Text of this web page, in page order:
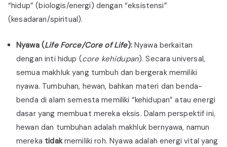
“hidup” (biologis/energi) dengan “eksistensi”
(kesadaran/spiritual).
Nyawa (Life Force/Core of Life):Nyawa berkaitan
dengan inti hidup (core kehidupan). Secara universal,
semua makhluk yang tumbuh dan bergerak memiliki
nyawa. Tumbuhan, hewan, bahkan materi dan benda-
benda di alam semesta memiliki “kehidupan” atau energi
dasar yang membuat mereka eksis. Dalam perspektif ini,
hewan dan tumbuhan adalah makhluk bernyawa, namun
mereka tidakmemiliki roh. Nyawa adalah energi vital yang